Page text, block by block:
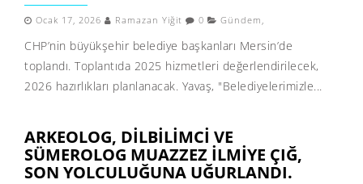
Ocak 17, 2026 Ramazan Yiğit 0 Gündem ,
CHP’nin büyükşehir belediye başkanları Mersin’de
toplandı. Toplantıda 2025 hizmetleri değerlendirilecek,
2026 hazırlıkları planlanacak. Yavaş, "Belediyelerimizle...
ARKEOLOG, DILBILIMCI VE
SÜMEROLOG MUAZZEZ İLMIYE ÇIĞ,
SON YOLCULUĞUNA UĞURLANDI.